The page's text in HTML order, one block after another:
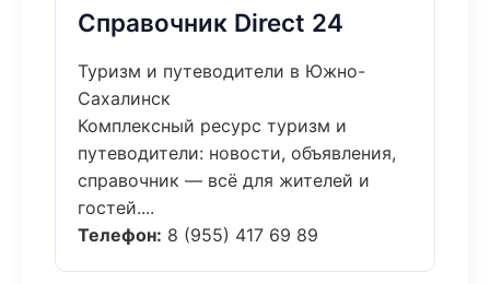
Справочник Direct 24
Туризм и путеводители в Южно-
Сахалинск
Комплексный ресурс туризм и
путеводители: новости, объявления,
справочник — всё для жителей и
гостей....
Телефон: 8 (955) 417 69 89